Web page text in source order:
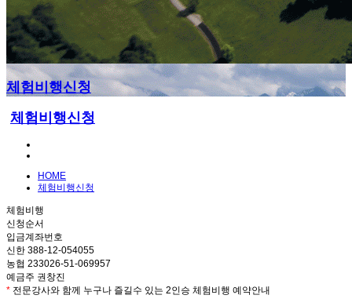
체험비행신청
체험비행신청
HOME
체험비행신청
체험비행
신청순서
입금계좌번호
신한 388-12-054055
농협 233026-51-069957
예금주 권창진
* 전문강사와 함께 누구나 즐길수 있는 2인승 체험비행 예약안내